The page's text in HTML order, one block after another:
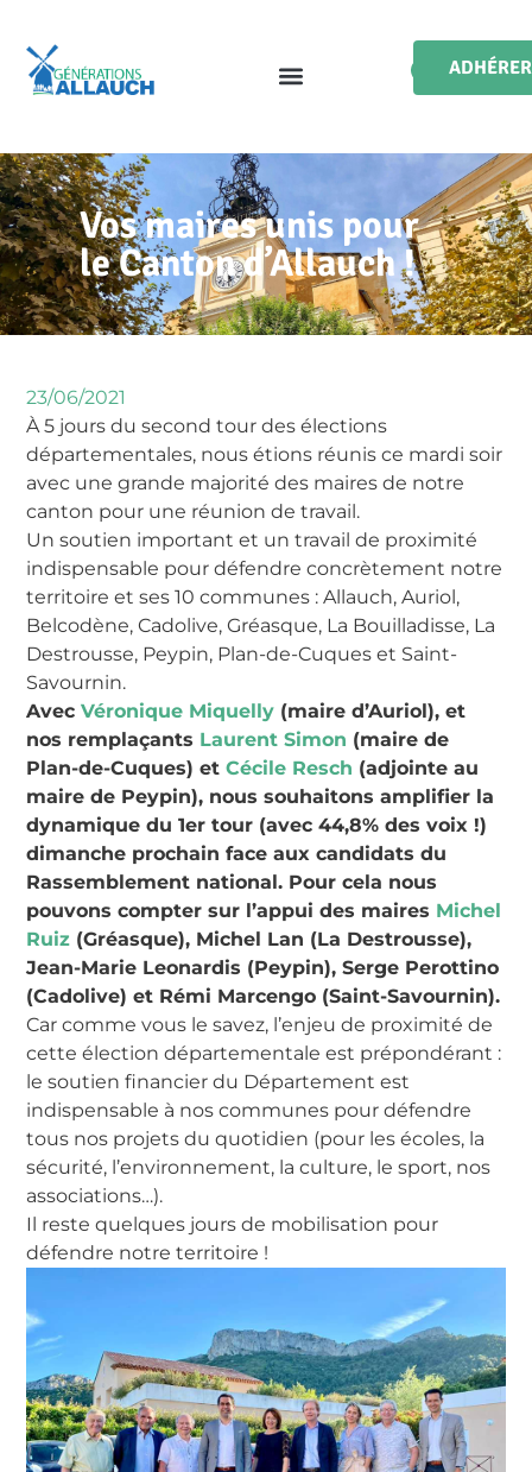
ADHÉRER
Vos maires unis pour
le Canton d’Allauch !
23/06/2021
À 5 jours du second tour des élections
départementales, nous étions réunis ce mardi soir
avec une grande majorité des maires de notre
canton pour une réunion de travail.
Un soutien important et un travail de proximité
indispensable pour défendre concrètement notre
territoire et ses 10 communes : Allauch, Auriol,
Belcodène, Cadolive, Gréasque, La Bouilladisse, La
Destrousse, Peypin, Plan-de-Cuques et Saint-
Savournin.
AvecVéronique Miquelly (maire d’Auriol), et
nos remplaçants Laurent Simon (maire de
Plan-de-Cuques) etCécile Resch (adjointe au
maire de Peypin), nous souhaitons amplifier la
dynamique du 1er tour (avec 44,8% des voix !)
dimanche prochain face aux candidats du
Rassemblement national. Pour cela nous
pouvons compter sur l’appui des maires Michel
Ruiz (Gréasque), Michel Lan (La Destrousse),
Jean-Marie Leonardis (Peypin), Serge Perottino
(Cadolive) et Rémi Marcengo (Saint-Savournin).
Car comme vous le savez, l’enjeu de proximité de
cette élection départementale est prépondérant :
le soutien financier du Département est
indispensable à nos communes pour défendre
tous nos projets du quotidien (pour les écoles, la
sécurité, l’environnement, la culture, le sport, nos
associations…).
Il reste quelques jours de mobilisation pour
défendre notre territoire !